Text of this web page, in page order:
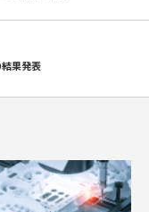
果発表